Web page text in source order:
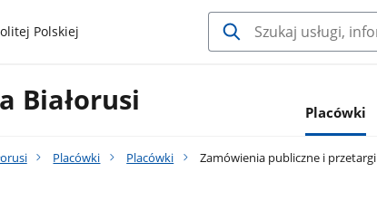
Polskiej
Białorusi Placówki
Placówki Placówki Zamówienia publiczne i przetargi